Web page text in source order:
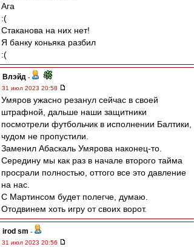
Ага
:(
Стаканова на них нет!
Я банку коньяка разбил
:(
Влэйд -
31 июл 2023 20:58
Умяров ужасно резанул сейчас в своей
штрафной, дальше наши защитники
посмотрели футбольчик в исполнении Балтики,
чудом не пропустили.
Заменил Абаскаль Умярова наконец-то.
Середину мы как раз в начале второго тайма
просрали полностью, оттого все это давление
на нас.
С Мартинсом будет полегче, думаю.
Отодвинем хоть игру от своих ворот.
irod sm -
31 июл 2023 20:56